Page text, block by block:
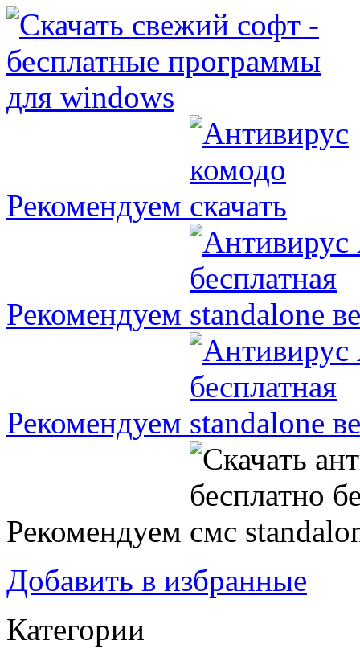
Рекомендуем
Рекомендуем
Рекомендуем
Рекомендуем
Добавить в избранные
Категории